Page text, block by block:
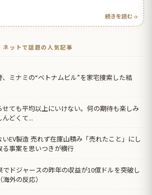
続きを読む
ットで話題の人気記事
、ミナミの“ベトナムビル”を家宅捜索した結
せても平均以上にいけない。何の期待も楽しみ
どくて...
EV製造 売れず在庫山積み「売れたこと」にし
る事案を思いつきが横行
でドジャースの昨年の収益が10億ドルを突破し
外の反応）